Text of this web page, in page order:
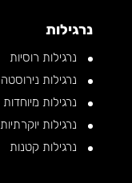
נרגילות
נרגילות רוסיות
נרגילות נירוסטה
נרגילות מיוחדות
נרגילות יוקרתיות
נרגילות קטנות